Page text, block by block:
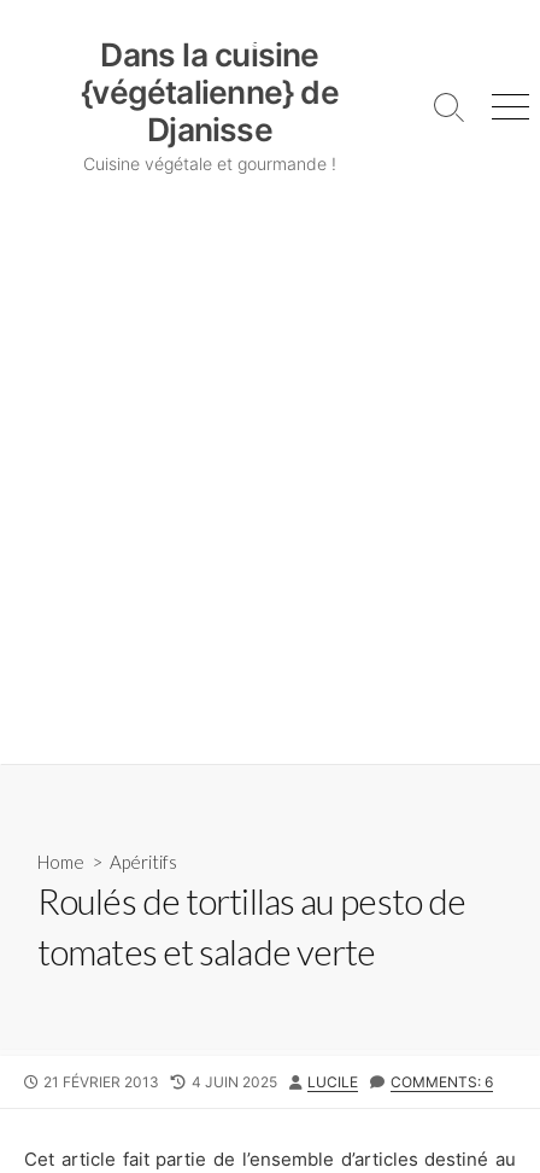
Dans la cuisine
{végétalienne} de
Djanisse
Cuisine végétale et gourmande !
Search
Home > Apéritifs
Roulés de tortillas au pesto de
tomates et salade verte
PUBLISHED
21 FÉVRIER 2013
LAST
4 JUIN 2025 AUTHOR
LUCILE COMMENTS: 6
Cet article fait partie de l’ensemble d’articles destiné au